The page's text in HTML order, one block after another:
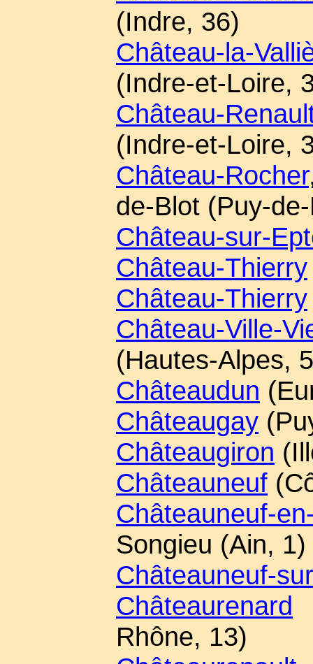
(Indre, 36)
Château-la-
(Indre-et-Loire,
Château-
(Indre-et-Loire,
Château-Rocher
de-Blot (Puy-
Château-sur-
Château-Thierry
Château-Thierry
Château-Ville-
(Hautes-Alpes,
Châteaudun
Châteaugay
Châteaugiron
Châteauneuf
Châteauneuf-
Songieu (Ain, 1)
Châteauneuf-
Châteaurenard
Rhône, 13)